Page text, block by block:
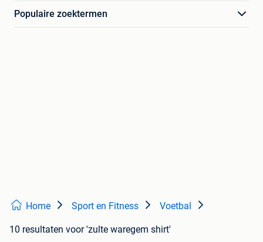
Populaire zoektermen
Home Sport en Fitness Voetbal
10 resultaten voor 'zulte waregem shirt'